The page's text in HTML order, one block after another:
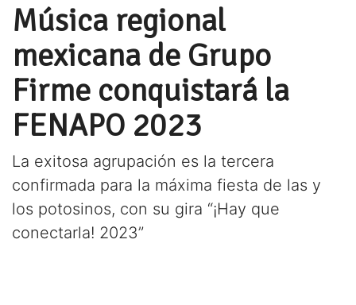
Música regional
mexicana de Grupo
Firme conquistará la
FENAPO 2023
La exitosa agrupación es la tercera
confirmada para la máxima fiesta de las y
los potosinos, con su gira “¡Hay que
conectarla! 2023”